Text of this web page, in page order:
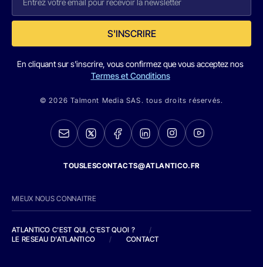
S'INSCRIRE
En cliquant sur s'inscrire, vous confirmez que vous acceptez nos
Termes et Conditions
© 2026 Talmont Media SAS. tous droits réservés.
TOUSLESCONTACTS@ATLANTICO.FR
MIEUX NOUS CONNAITRE
ATLANTICO C'EST QUI, C'EST QUOI ?
/
LE RESEAU D'ATLANTICO
/ CONTACT